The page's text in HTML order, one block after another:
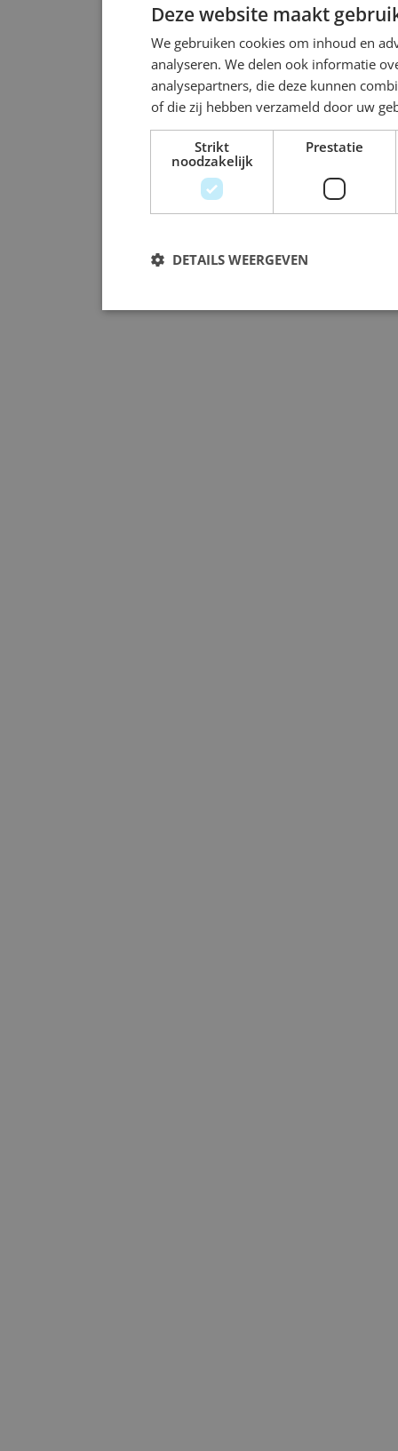
Deze website maakt
We gebruiken cookies om inhoud en
analyseren. We delen ook informatie
analysepartners, die deze kunnen
of die zij hebben verzameld door uw
Strikt
noodzakelijk
Prestatie
DETAILS WEERGEVEN